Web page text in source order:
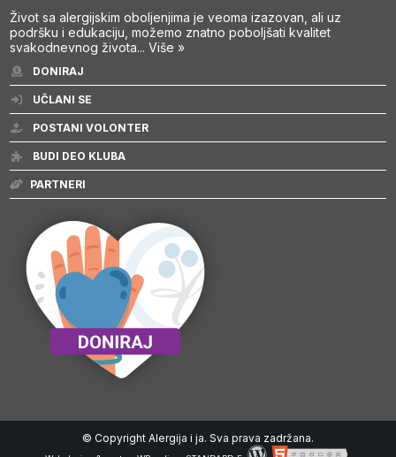
Život sa alergijskim oboljenjima je veoma izazovan, ali uz
podršku i edukaciju, možemo znatno poboljšati kvalitet
svakodnevnog života...Više »
DONIRAJ
UČLANI SE
POSTANI VOLONTER
BUDI DEO KLUBA
PARTNERI
© Copyright Alergija i ja. Sva prava zadržana.